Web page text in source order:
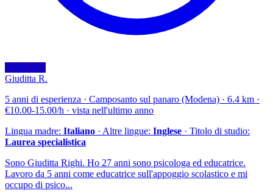
VISIONA
Giuditta R.
5 anni di esperienza · Camposanto sul panaro (Modena) · 6.4 km ·
€10.00-15.00/h · vista nell'ultimo anno
Lingua madre: Italiano · Altre lingue: Inglese · Titolo di studio:
Laurea specialistica
Sono Giuditta Righi. Ho 27 anni sono psicologa ed educatrice.
Lavoro da 5 anni come educatrice sull'appoggio scolastico e mi
occupo di psico...